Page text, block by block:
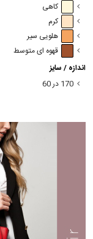
کاهی
کرم
هلویی سیر
قهوه ای متوسط
اندازه / سایز
170 در 60